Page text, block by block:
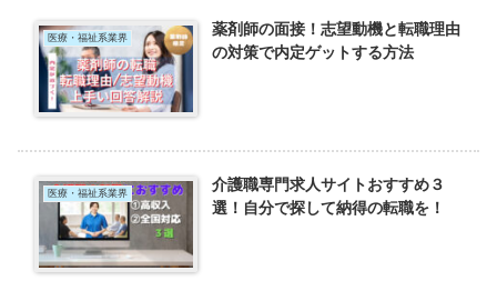
医療・福祉系業界
薬剤師の面接！志望動機と転職理由
の対策で内定ゲットする方法
医療・福祉系業界
介護職専門求人サイトおすすめ３
選！自分で探して納得の転職を！